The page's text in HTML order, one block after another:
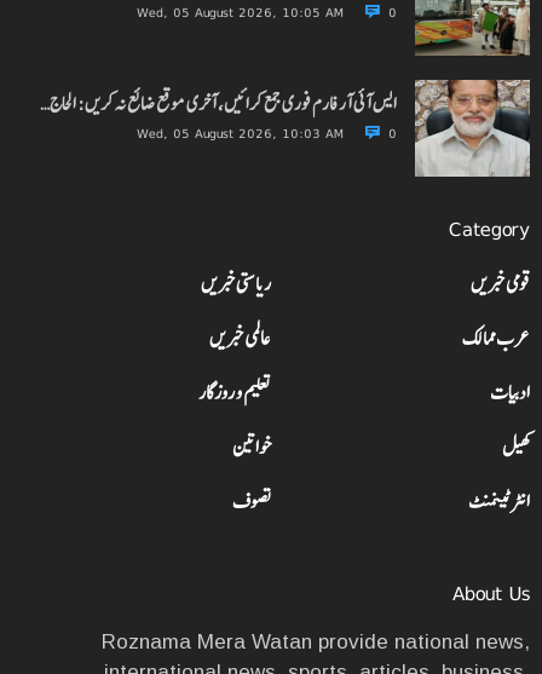
Wed, 05 August 2026, 10:05 AM 0
ایس آئی آر فارم فوری جمع کرائیں، آخری موقع ضائع نہ کریں: الحاج…
Wed, 05 August 2026, 10:03 AM 0
Category
قومی خبریں
ریاستی خبریں
عرب ممالک
عالمی خبریں
ادبیات
تعلیم و روزگار
کھیل
خواتین
انٹرٹینمنٹ
تصوف
About Us
Roznama Mera Watan provide national news,